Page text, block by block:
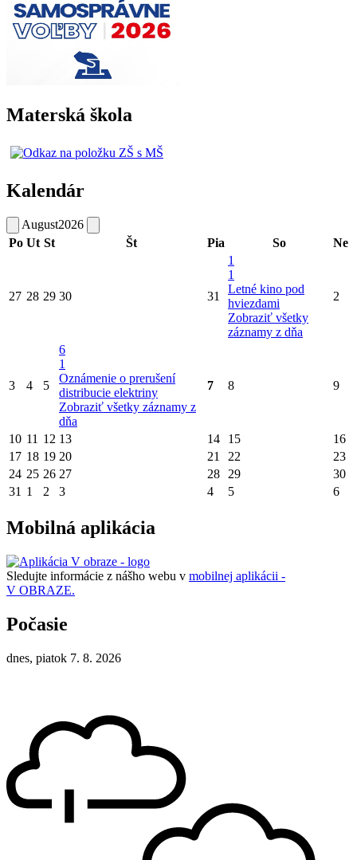
Materská škola
Kalendár
August2026
Po Ut St Št Pia So Ne
27 28 29 30 31
1
1
Letné kino pod
hviezdami
Zobraziť všetky
záznamy z dňa
2
3 4 5
6
1
Oznámenie o prerušení
distribucie elektriny
Zobraziť všetky záznamy z
dňa
7 8 9
10 11 12 13 14 15
16
17 18 19 20 21 22
23
24 25 26 27 28 29
30
31 1 2 3 4 5 6
Mobilná aplikácia
Sledujte informácie z nášho webu v mobilnej aplikácii -
V OBRAZE.
Počasie
dnes, piatok 7. 8. 2026